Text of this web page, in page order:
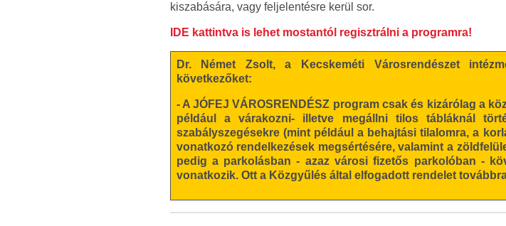
kiszabására, vagy feljelentésre kerül sor.
IDE kattintva is lehet mostantól regisztrálni a programra!
Dr. Német Zsolt, a Kecskeméti Városrendészet
következőket:
- A JÓFEJ VÁROSRENDÉSZ program csak és kizárólag a
például a várakozni- illetve megállni tilos tábláknál
szabályszegésekre (mint például a behajtási tilalomra, a
vonatkozó rendelkezések megsértésére, valamint a
pedig a parkolásban - azaz városi fizetős parkolóban -
vonatkozik. Ott a Közgyűlés által elfogadott rendelet